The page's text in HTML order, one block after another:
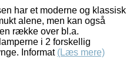
har et moderne og klassisk
alene, men kan også
række over bl.a.
i 2 forskellig
Informat (Læs mere)